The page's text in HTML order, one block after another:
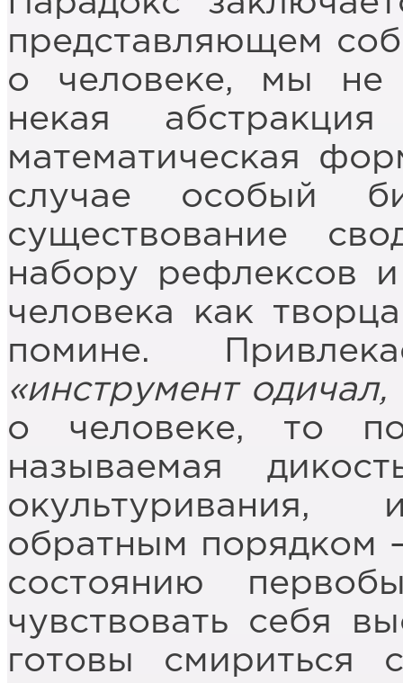
представляющем
о человеке, мы не
некая
математическая
случае особый
существование
набору рефлексов
человека как
помине.
«инструмент
о человеке, то
называемая
обратным порядком
состоянию
чувствовать себя
готовы смириться